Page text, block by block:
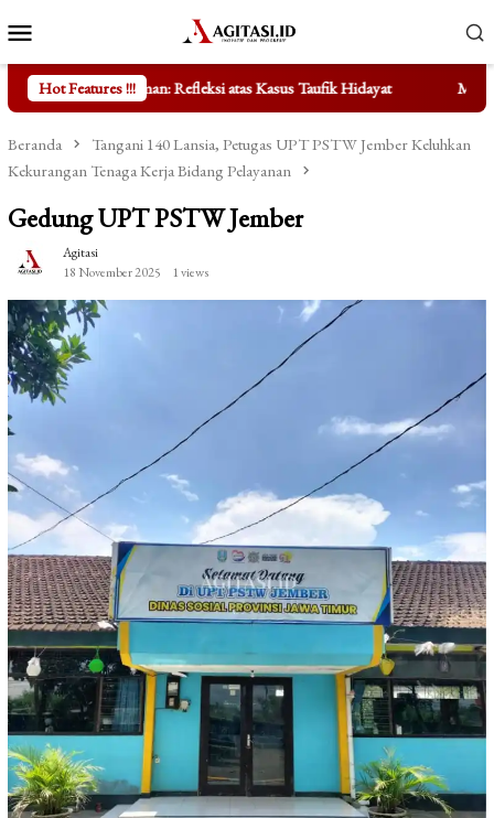
ke
kontenMobile
Hot Features !!!
Refleksi atas Kasus Taufik Hidayat Mengungkap Fakta di Balik
Beranda
Tangani 140 Lansia, Petugas UPT PSTW Jember Keluhkan
Kekurangan Tenaga Kerja Bidang Pelayanan
Gedung UPT PSTW Jember
Agitasi
18 November 2025
1 views